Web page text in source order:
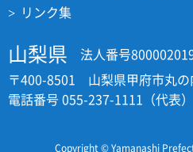
リンク集
山梨県
法人番号
〒400-8501 山梨県甲府市丸の
電話番号 055-237-1111（代表）
Copyright © Yamanashi